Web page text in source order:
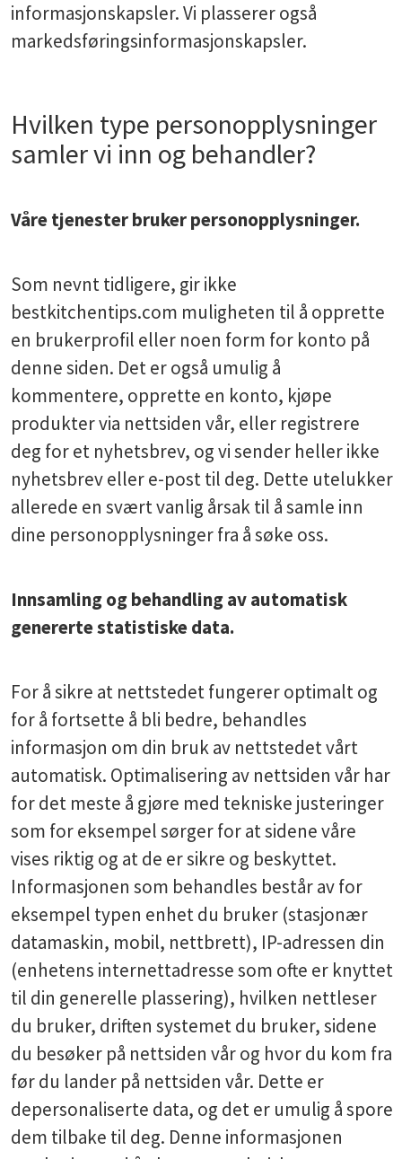
informasjonskapsler. Vi plasserer også
markedsføringsinformasjonskapsler.
Hvilken type personopplysninger
samler vi inn og behandler?
Våre tjenester bruker personopplysninger.
Som nevnt tidligere, gir ikke
bestkitchentips.com muligheten til å opprette
en brukerprofil eller noen form for konto på
denne siden. Det er også umulig å
kommentere, opprette en konto, kjøpe
produkter via nettsiden vår, eller registrere
deg for et nyhetsbrev, og vi sender heller ikke
nyhetsbrev eller e-post til deg. Dette utelukker
allerede en svært vanlig årsak til å samle inn
dine personopplysninger fra å søke oss.
Innsamling og behandling av automatisk
genererte statistiske data.
For å sikre at nettstedet fungerer optimalt og
for å fortsette å bli bedre, behandles
informasjon om din bruk av nettstedet vårt
automatisk. Optimalisering av nettsiden vår har
for det meste å gjøre med tekniske justeringer
som for eksempel sørger for at sidene våre
vises riktig og at de er sikre og beskyttet.
Informasjonen som behandles består av for
eksempel typen enhet du bruker (stasjonær
datamaskin, mobil, nettbrett), IP-adressen din
(enhetens internettadresse som ofte er knyttet
til din generelle plassering), hvilken nettleser
du bruker, driften systemet du bruker, sidene
du besøker på nettsiden vår og hvor du kom fra
før du lander på nettsiden vår. Dette er
depersonaliserte data, og det er umulig å spore
dem tilbake til deg. Denne informasjonen